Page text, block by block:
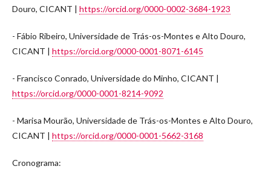
Douro, CICANT | https://orcid.org/0000-0002-3684-1923
- Fábio Ribeiro, Universidade de Trás-os-Montes e Alto Douro,
CICANT | https://orcid.org/0000-0001-8071-6145
- Francisco Conrado, Universidade do Minho, CICANT |
https://orcid.org/0000-0001-8214-9092
- Marisa Mourão, Universidade de Trás-os-Montes e Alto Douro,
CICANT | https://orcid.org/0000-0001-5662-3168
Cronograma: